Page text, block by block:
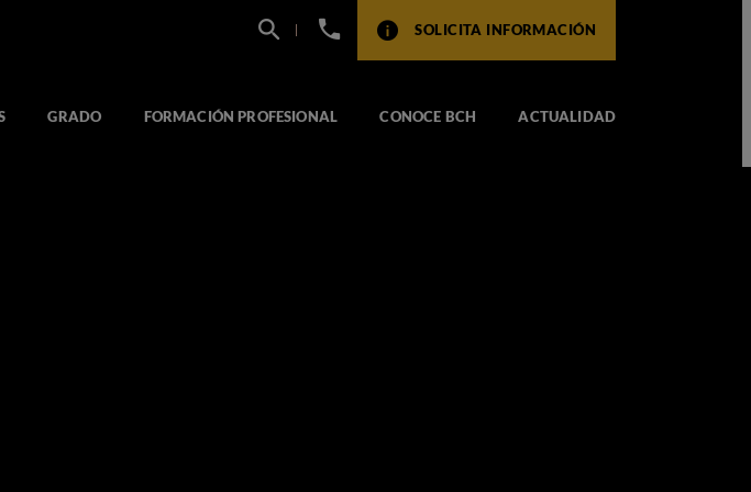
+34
SOLICITA INFORMACIÓN
GRADO FORMACIÓN PROFESIONAL CONOCE BCH ACTUALIDAD